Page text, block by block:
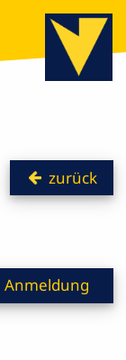
zurück
Anmeldung